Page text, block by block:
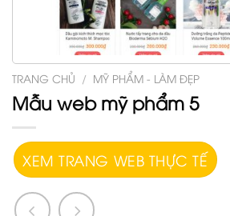
TRANG CHỦ / MỸ PHẨM - LÀM ĐẸP
Mẫu web mỹ phẩm 5
XEM TRANG WEB THỰC TẾ